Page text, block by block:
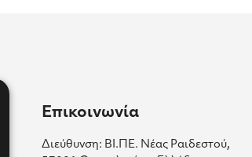
Επικοινωνία
Διεύθυνση: ΒΙ.ΠΕ. Νέας Ραιδεστού,